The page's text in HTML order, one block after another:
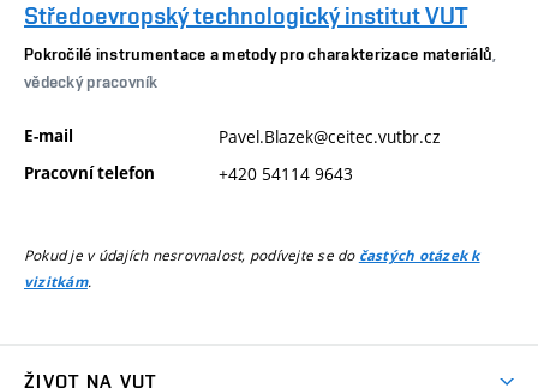
Středoevropský technologický institut VUT
Pokročilé instrumentace a metody pro charakterizace materiálů,
vědecký pracovník
E-mail Pavel.Blazek@ceitec.vutbr.cz
Pracovní telefon +420 54114 9643
Pokud je v údajích nesrovnalost, podívejte se do častých otázek k
vizitkám.
ŽIVOT NA VUT